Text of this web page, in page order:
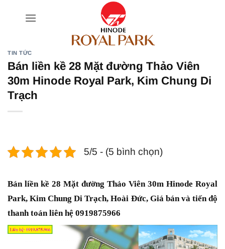
TIN TỨC
Bán liền kề 28 Mặt đường Thảo Viên
30m Hinode Royal Park, Kim Chung Di
Trạch
5/5 - (5 bình chọn)
Bán liền kề 28 Mặt đường Thảo Viên 30m Hinode Royal
Park, Kim Chung Di Trạch, Hoài Đức, Giá bán và tiến độ
thanh toán liên hệ 0919875966